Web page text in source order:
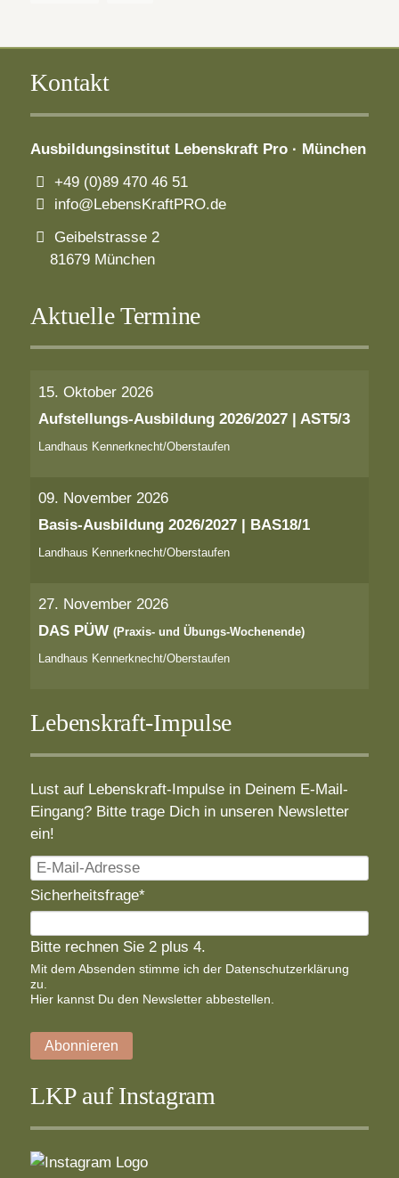
Kontakt
Ausbildungsinstitut Lebenskraft Pro · München
+49 (0)89 470 46 51
info@LebensKraftPRO.de
Geibelstrasse 2
81679 München
Aktuelle Termine
15. Oktober 2026
Aufstellungs-Ausbildung 2026/2027 | AST5/3
Landhaus Kennerknecht/Oberstaufen
09. November 2026
Basis-Ausbildung 2026/2027 | BAS18/1
Landhaus Kennerknecht/Oberstaufen
27. November 2026
DAS PÜW(Praxis- und Übungs-Wochenende)
Landhaus Kennerknecht/Oberstaufen
Lebenskraft-Impulse
Lust auf Lebenskraft-Impulse in Deinem E-Mail-
Eingang? Bitte trage Dich in unseren Newsletter
ein!
E-
Mail-
Adresse
Pflichtfeld
Sicherheitsfrage*
Bitte rechnen Sie 2 plus 4.
Mit dem Absenden stimme ich der Datenschutzerklärung
zu.
Hier kannst Du den Newsletter abbestellen.
Abonnieren
LKP auf Instagram